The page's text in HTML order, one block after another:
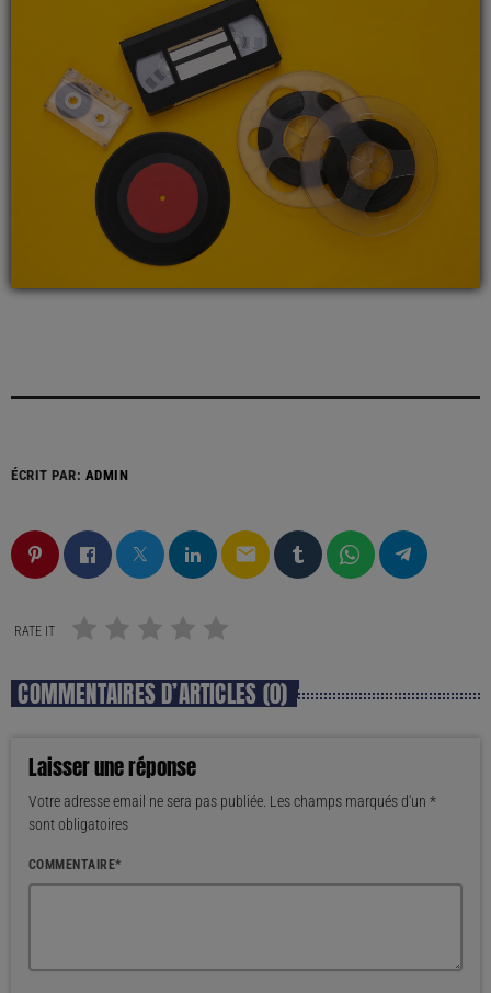
ÉCRIT PAR: ADMIN
email
RATE IT
COMMENTAIRES D’ARTICLES (0)
Laisser une réponse
Votre adresse email ne sera pas publiée. Les champs marqués d'un *
sont obligatoires
COMMENTAIRE*